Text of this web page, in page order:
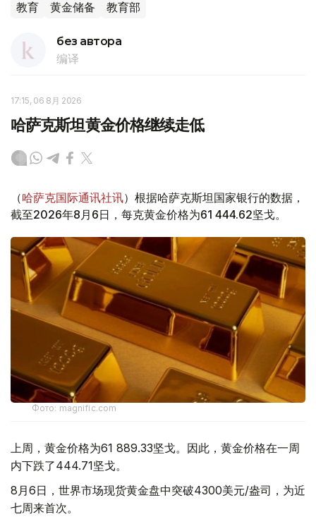
教育 黄金储备 教育部
без автора
编译
17:15, 06 8月 2026
哈萨克斯坦黄金价格继续走低
（哈萨克国际通讯社讯）根据哈萨克斯坦国家银行的数据，
截至2026年8月6日，每克黄金价格为61 444.62坚戈。
Фото: magnific.com
上周，黄金价格为61 889.33坚戈。因此，黄金价格在一周
内下跌了444.71坚戈。
8月6日，世界市场现货黄金盘中突破4300美元/盎司，为近
七周来首次。